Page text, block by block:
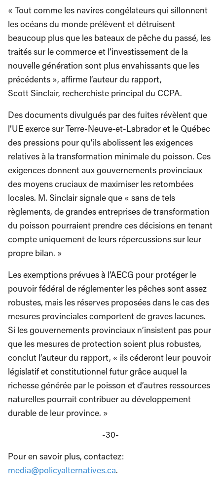
« Tout comme les navires congélateurs qui sillonnent
les océans du monde prélèvent et détruisent
beaucoup plus que les bateaux de pêche du passé, les
traités sur le commerce et l’investissement de la
nouvelle génération sont plus envahissants que les
précédents », affirme l’auteur du rapport,
Scott Sinclair, recherchiste principal du CCPA.
Des documents divulgués par des fuites révèlent que
l’UE exerce sur Terre-Neuve‑et-Labrador et le Québec
des pressions pour qu’ils abolissent les exigences
relatives à la transformation minimale du poisson. Ces
exigences donnent aux gouvernements provinciaux
des moyens cruciaux de maximiser les retombées
locales. M. Sinclair signale que « sans de tels
règlements, de grandes entreprises de transformation
du poisson pourraient prendre ces décisions en tenant
compte uniquement de leurs répercussions sur leur
propre bilan. »
Les exemptions prévues à l’AECG pour protéger le
pouvoir fédéral de réglementer les pêches sont assez
robustes, mais les réserves proposées dans le cas des
mesures provinciales comportent de graves lacunes.
Si les gouvernements provinciaux n’insistent pas pour
que les mesures de protection soient plus robustes,
conclut l’auteur du rapport, « ils céderont leur pouvoir
législatif et constitutionnel futur grâce auquel la
richesse générée par le poisson et d’autres ressources
naturelles pourrait contribuer au développement
durable de leur province. »
-30-
Pour en savoir plus, contactez:
media@policyalternatives.ca.